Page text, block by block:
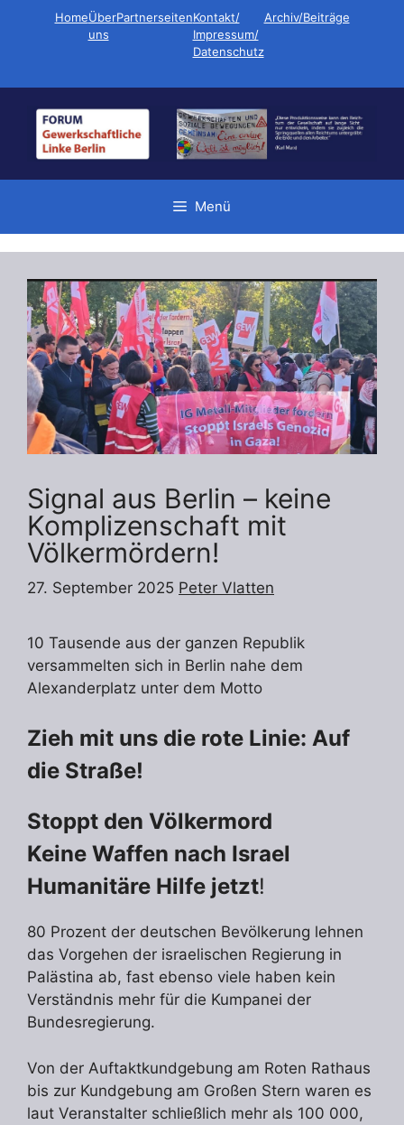
HomeÜber
uns
PartnerseitenKontakt/
Impressum/
Datenschutz
Archiv/Beiträge
Menü
Signal aus Berlin – keine
Komplizenschaft mit
Völkermördern!
27. September 2025 Peter Vlatten
10 Tausende aus der ganzen Republik
versammelten sich in Berlin nahe dem
Alexanderplatz unter dem Motto
Zieh mit uns die rote Linie: Auf
die Straße!
Stoppt den Völkermord
Keine Waffen nach Israel
Humanitäre Hilfe jetzt!
80 Prozent der deutschen Bevölkerung lehnen
das Vorgehen der israelischen Regierung in
Palästina ab, fast ebenso viele haben kein
Verständnis mehr für die Kumpanei der
Bundesregierung.
Von der Auftaktkundgebung am Roten Rathaus
bis zur Kundgebung am Großen Stern waren es
laut Veranstalter schließlich mehr als 100 000,